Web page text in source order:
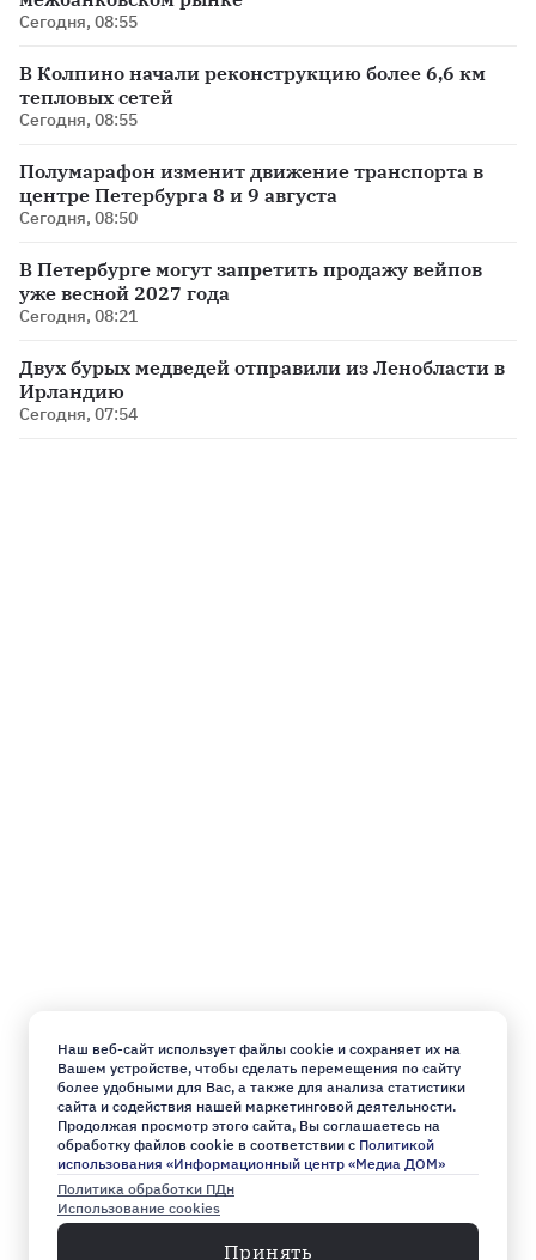
Сегодня, 08:55
В Колпино начали реконструкцию более 6,6 км
тепловых сетей
Сегодня, 08:55
Полумарафон изменит движение транспорта в
центре Петербурга 8 и 9 августа
Сегодня, 08:50
В Петербурге могут запретить продажу вейпов
уже весной 2027 года
Сегодня, 08:21
Двух бурых медведей отправили из Ленобласти в
Ирландию
Сегодня, 07:54
Наш веб-сайт использует файлы cookie и сохраняет их на
Вашем устройстве, чтобы сделать перемещения по сайту
более удобными для Вас, а также для анализа статистики
сайта и содействия нашей маркетинговой деятельности.
Продолжая просмотр этого сайта, Вы соглашаетесь на
обработку файлов cookie в соответствии с Политикой
использования «Информационный центр «Медиа ДОМ»
Политика обработки ПДн
Использование cookies
Принять